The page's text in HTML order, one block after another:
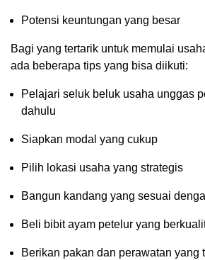
Potensi keuntungan yang besar
Bagi yang tertarik untuk memulai
ada beberapa tips yang bisa diikuti:
Pelajari seluk beluk usaha unggas
dahulu
Siapkan modal yang cukup
Pilih lokasi usaha yang strategis
Bangun kandang yang sesuai
Beli bibit ayam petelur yang
Berikan pakan dan perawatan yang